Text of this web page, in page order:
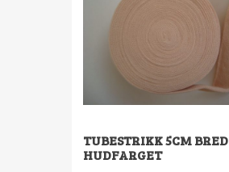
TUBESTRIKK 5CM BRED
HUDFARGET